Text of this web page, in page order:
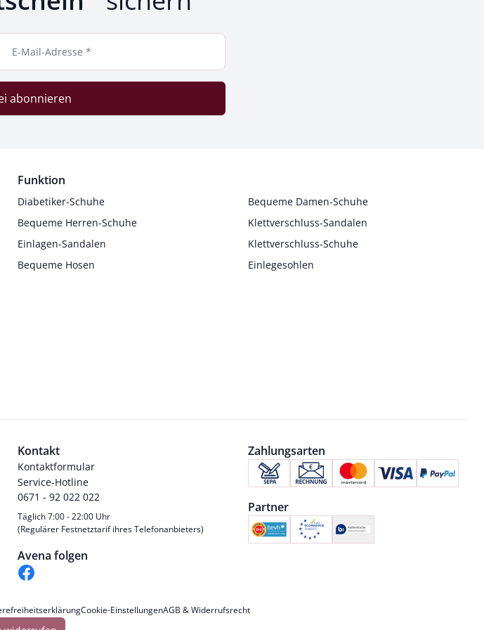
E-Mail-Adresse *
abonnieren
Funktion
Diabetiker-Schuhe
Bequeme Damen-Schuhe
Bequeme Herren-Schuhe
Klettverschluss-Sandalen
Einlagen-Sandalen
Klettverschluss-Schuhe
Bequeme Hosen
Einlegesohlen
Kontakt
Kontaktformular
Service-Hotline
0671 - 92 022 022
Täglich 7:00 - 22:00 Uhr
(Regulärer Festnetztarif ihres Telefonanbieters)
Avena folgen
Zahlungsarten
Partner
Cookie-EinstellungenAGB & Widerrufsrecht